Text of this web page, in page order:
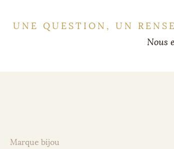
UNE QUESTION, UN
Nous
Marque bijou